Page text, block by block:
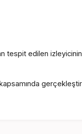
tespit edilen